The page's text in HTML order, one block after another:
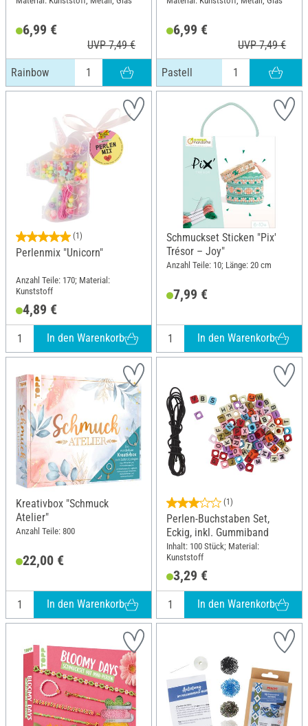
6,99 €
UVP 7,49 €
Rainbow
6,99 €
UVP 7,49 €
Pastell
(1)
Perlenmix "Unicorn"
Anzahl Teile: 170; Material:
Kunststoff
4,89 €
In den Warenkorb
Schmuckset Sticken "Pix'
Trésor – Joy"
Anzahl Teile: 10; Länge: 20 cm
7,99 €
In den Warenkorb
Kreativbox "Schmuck
Atelier"
Anzahl Teile: 800
22,00 €
In den Warenkorb
(1)
Perlen-Buchstaben Set,
Eckig, inkl. Gummiband
Inhalt: 100 Stück; Material:
Kunststoff
3,29 €
In den Warenkorb